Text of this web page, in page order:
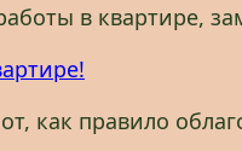
в квартире,
как правило